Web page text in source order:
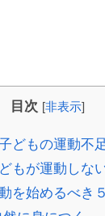
目次 [非表示]
どもの運動不
もが運動しな
を始めるべき